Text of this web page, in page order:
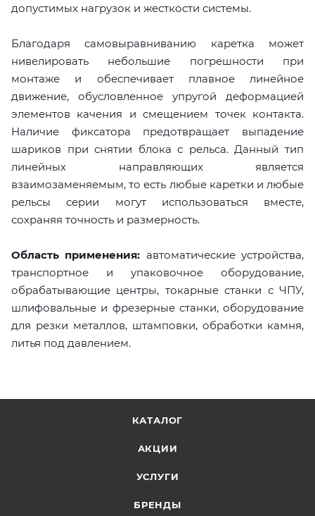
допустимых нагрузок и жесткости системы.
Благодаря самовыравниванию каретка может
нивелировать небольшие погрешности при
монтаже и обеспечивает плавное линейное
движение, обусловленное упругой деформацией
элементов качения и смещением точек контакта.
Наличие фиксатора предотвращает выпадение
шариков при снятии блока с рельса. Данный тип
линейных направляющих является
взаимозаменяемым, то есть любые каретки и любые
рельсы серии могут использоваться вместе,
сохраняя точность и размерность.
Область применения: автоматические устройства,
транспортное и упаковочное оборудование,
обрабатывающие центры, токарные станки с ЧПУ,
шлифовальные и фрезерные станки, оборудование
для резки металлов, штамповки, обработки камня,
литья под давлением.
КАТАЛОГ
АКЦИИ
УСЛУГИ
БРЕНДЫ